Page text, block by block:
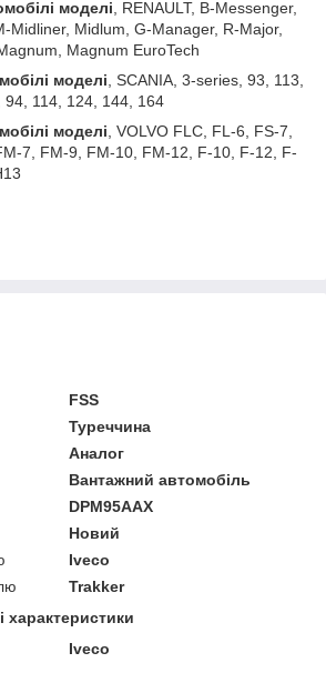
моделі , RENAULT, B-Messenger,
Midliner, Midlum, G-Manager, R-Major,
Magnum EuroTech
моделі , SCANIA, 3-series, 93, 113,
114, 124, 144, 164
моделі , VOLVO FLC, FL-6, FS-7,
7, FM-9, FM-10, FM-12, F-10, F-12, F-
FSS
Туреччина
Аналог
Вантажний автомобіль
DPM95AAX
Новий
Iveco
Trakker
характеристики
Iveco